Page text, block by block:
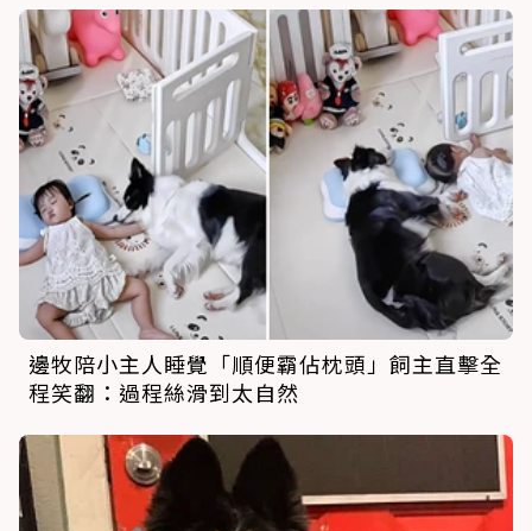
邊牧陪小主人睡覺「順便霸佔枕頭」飼主直擊全
程笑翻：過程絲滑到太自然